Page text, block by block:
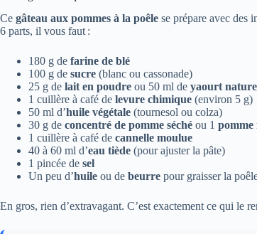
Ce gâteau aux pommes à la poêle se prépare avec des
6 parts, il vous faut :
180 g de farine de blé
100 g de sucre (blanc ou cassonade)
25 g de lait en poudre ou 50 ml de yaourt nature
1 cuillère à café de levure chimique (environ 5 g)
50 ml d’huile végétale (tournesol ou colza)
30 g de concentré de pomme séché ou 1 pomme
1 cuillère à café de cannelle moulue
40 à 60 ml d’eau tiède (pour ajuster la pâte)
1 pincée de sel
Un peu d’huile ou de beurre pour graisser la
En gros, rien d’extravagant. C’est exactement ce qui le